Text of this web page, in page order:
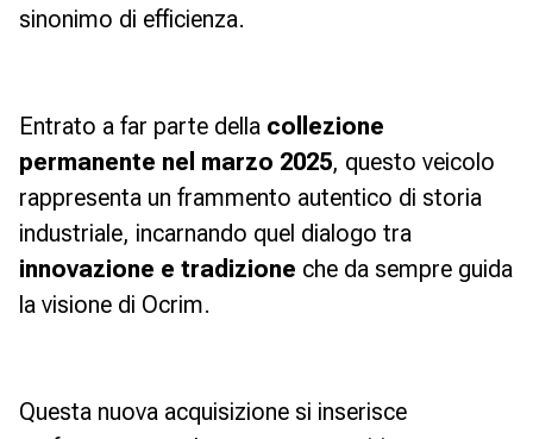
sinonimo di efficienza.
Entrato a far parte della collezione
permanente nel marzo 2025, questo veicolo
rappresenta un frammento autentico di storia
industriale, incarnando quel dialogo tra
innovazione e tradizione che da sempre guida
la visione di Ocrim.
Questa nuova acquisizione si inserisce